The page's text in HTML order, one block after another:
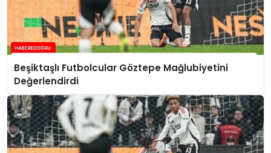
Beşiktaşlı Futbolcular Göztepe Mağlubiyetini
Değerlendirdi